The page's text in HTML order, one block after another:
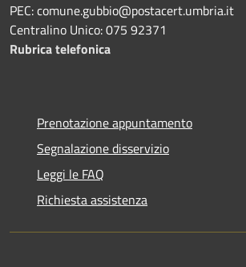
PEC: comune.gubbio@postacert.umbria.it
Centralino Unico: 075 92371
Rubrica telefonica
Prenotazione appuntamento
Segnalazione disservizio
Leggi le FAQ
Richiesta assistenza